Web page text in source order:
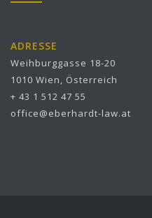
ADRESSE
Weihburggasse 18-20
1010 Wien, Österreich
+ 43 1 512 47 55
office@eberhardt-law.at